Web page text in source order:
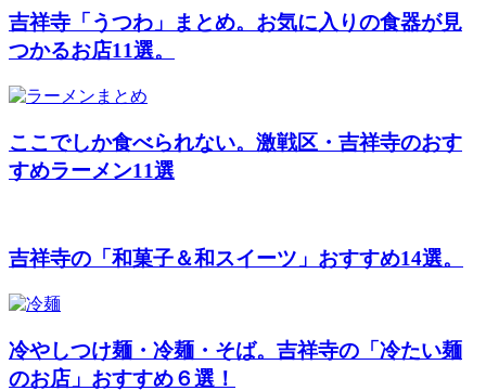
吉祥寺「うつわ」まとめ。お気に入りの食器が見
つかるお店11選。
ここでしか食べられない。激戦区・吉祥寺のおす
すめラーメン11選
吉祥寺の「和菓子＆和スイーツ」おすすめ14選。
冷やしつけ麺・冷麺・そば。吉祥寺の「冷たい麺
のお店」おすすめ６選！